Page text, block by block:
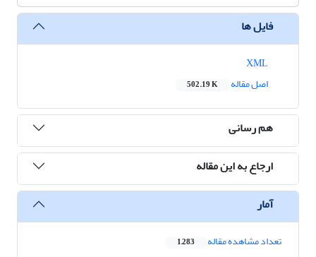
فایل ها
اصل مقاله
502.19 K
هم رسانی
ارجاع به این مقاله
آمار
تعداد مشاهده مقاله 1,283